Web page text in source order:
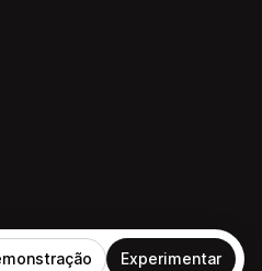
Experimentar